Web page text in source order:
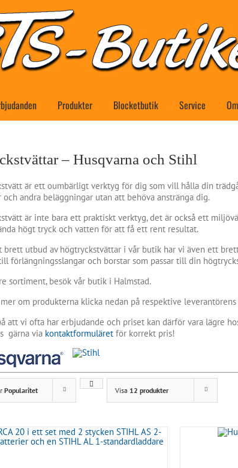
Produkter Blocketbutik Service
– Husqvarna och Stihl
är ett oumbärligt verktyg för dig som vill hålla din
och andra beläggningar utan att behöva anstränga dig.
är inte bara ett praktiskt verktyg, det är också ett
högt tryck och vatten för att få ett rent resultat.
brett utbud av högtryckstvättar i vår butik har vi även ett
förlängningsslangar och borstar som passar till din
sortiment, besök vår butik i Halmstad.
om produkterna klicka nedan på respektive
att vi ofta har erbjudande och priset kan därför vara lägre
gärna via kontaktformuläret för korrekt pris!
Popularitet Visa 12 produkter